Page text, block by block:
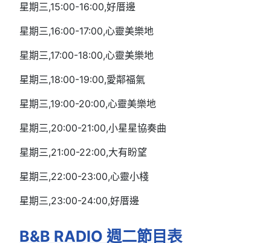
星期三,15:00-16:00,好厝邊
星期三,16:00-17:00,心靈美樂地
星期三,17:00-18:00,心靈美樂地
星期三,18:00-19:00,愛鄰福氣
星期三,19:00-20:00,心靈美樂地
星期三,20:00-21:00,小星星協奏曲
星期三,21:00-22:00,大有盼望
星期三,22:00-23:00,心靈小棧
星期三,23:00-24:00,好厝邊
B&B RADIO 週二節目表